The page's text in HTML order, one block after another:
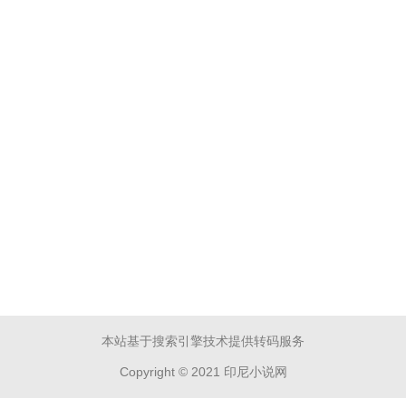
本站基于搜索引擎技术提供转码服务
Copyright © 2021 印尼小说网